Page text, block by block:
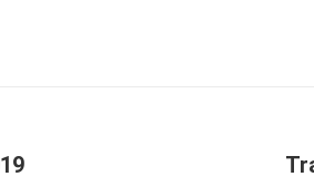
Nächstes